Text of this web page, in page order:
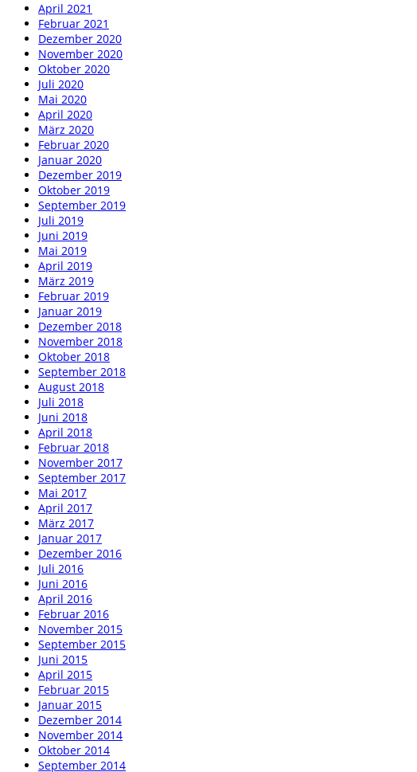
April 2021
Februar 2021
Dezember 2020
November 2020
Oktober 2020
Juli 2020
Mai 2020
April 2020
März 2020
Februar 2020
Januar 2020
Dezember 2019
Oktober 2019
September 2019
Juli 2019
Juni 2019
Mai 2019
April 2019
März 2019
Februar 2019
Januar 2019
Dezember 2018
November 2018
Oktober 2018
September 2018
August 2018
Juli 2018
Juni 2018
April 2018
Februar 2018
November 2017
September 2017
Mai 2017
April 2017
März 2017
Januar 2017
Dezember 2016
Juli 2016
Juni 2016
April 2016
Februar 2016
November 2015
September 2015
Juni 2015
April 2015
Februar 2015
Januar 2015
Dezember 2014
November 2014
Oktober 2014
September 2014